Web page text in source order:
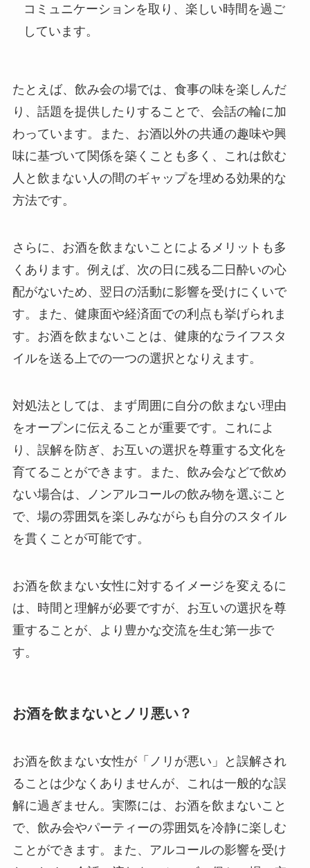
コミュニケーションを取り、楽しい時間を過ご
しています。
たとえば、飲み会の場では、食事の味を楽しんだ
り、話題を提供したりすることで、会話の輪に加
わっています。また、お酒以外の共通の趣味や興
味に基づいて関係を築くことも多く、これは飲む
人と飲まない人の間のギャップを埋める効果的な
方法です。
さらに、お酒を飲まないことによるメリットも多
くあります。例えば、次の日に残る二日酔いの心
配がないため、翌日の活動に影響を受けにくいで
す。また、健康面や経済面での利点も挙げられま
す。お酒を飲まないことは、健康的なライフスタ
イルを送る上での一つの選択となりえます。
対処法としては、まず周囲に自分の飲まない理由
をオープンに伝えることが重要です。これによ
り、誤解を防ぎ、お互いの選択を尊重する文化を
育てることができます。また、飲み会などで飲め
ない場合は、ノンアルコールの飲み物を選ぶこと
で、場の雰囲気を楽しみながらも自分のスタイル
を貫くことが可能です。
お酒を飲まない女性に対するイメージを変えるに
は、時間と理解が必要ですが、お互いの選択を尊
重することが、より豊かな交流を生む第一歩で
す。
お酒を飲まないとノリ悪い？
お酒を飲まない女性が「ノリが悪い」と誤解され
ることは少なくありませんが、これは一般的な誤
解に過ぎません。実際には、お酒を飲まないこと
で、飲み会やパーティーの雰囲気を冷静に楽しむ
ことができます。また、アルコールの影響を受け